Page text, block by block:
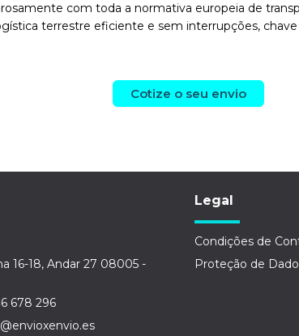
com toda a normativa europeia de
terrestre eficiente e sem interrupções, chave
Cotize o seu envio
16-18, Andar 27 08005 -
678 296
Legal
Condições de
Proteção de